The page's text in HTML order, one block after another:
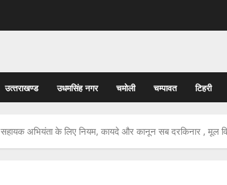
उत्‍तराखण्‍ड उधमसिंह नगर चमोली चम्पावत टिहरी
सहायक अभियंता के लिए नियम, कायदे और कानून सब दरकिनार , मूल